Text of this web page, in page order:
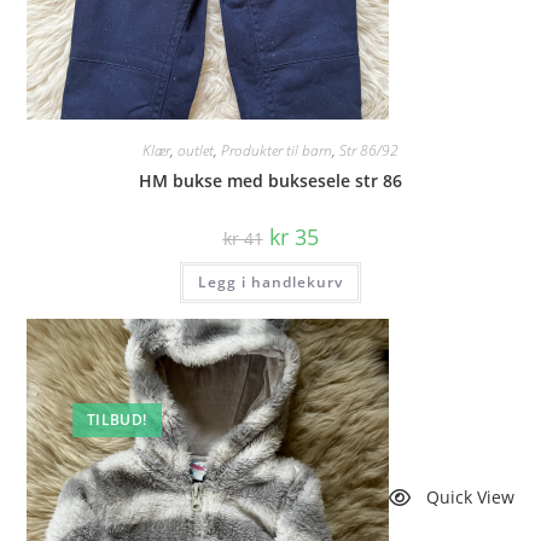
Klær, outlet, Produkter til barn, Str 86/92
HM bukse med buksesele str 86
kr41 Opprinnelig
pris
var:
kr 41.
kr35Nåværende
pris
er:
kr 35.
Legg i handlekurv
TILBUD!
Quick View